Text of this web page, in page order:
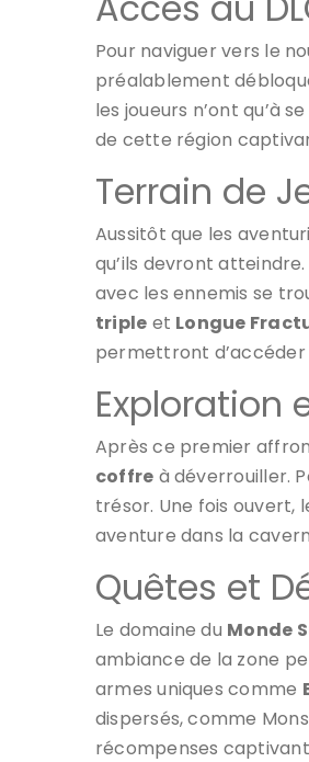
Pour naviguer vers le
préalablement
les joueurs n’ont qu’à
de cette région
Terrain de
Aussitôt que les
qu’ils devront
avec les ennemis se
triple et Longue
permettront d’accéder
Exploration
Après ce premier
coffre à déverrouiller.
trésor. Une fois ouvert,
aventure dans la
Quêtes et
Le domaine du Monde
ambiance de la zone
armes uniques comme
dispersés, comme
récompenses